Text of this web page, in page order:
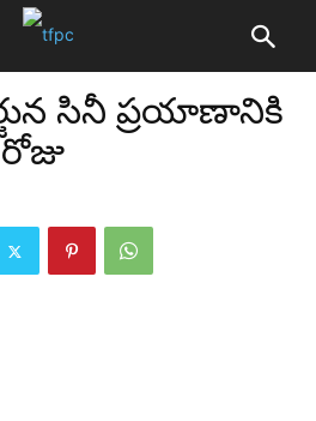
సినీ ప్రయాణానికి